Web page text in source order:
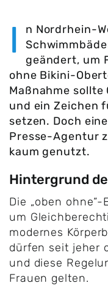
I
n Nordrhein-
geändert, um
ohne Bikini-
Maßnahme
und ein Zeichen
setzen. Doch
Presse-Agentur
kaum genutzt.
Hintergrund
Die „oben
um
modernes
dürfen seit jeher
und diese
Frauen gelten.